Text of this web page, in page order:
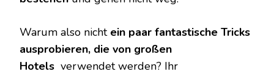
TRICK
ÖL
IN
UM
Warum also nicht ein paar fantastische Tricks
ausprobieren, die von großen
Hotels verwendet werden? Ihr